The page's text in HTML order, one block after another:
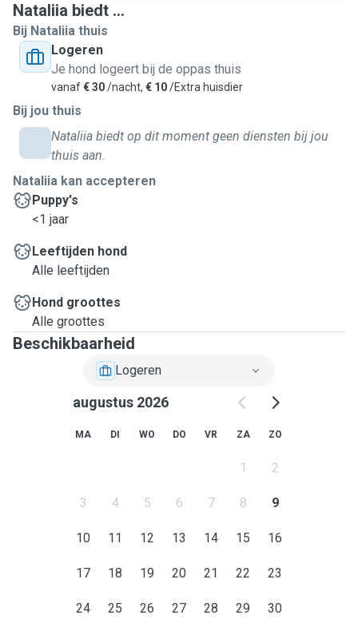
Nataliia biedt ...
Bij Nataliia thuis
Logeren
Je hond logeert bij de oppas thuis
vanaf€ 30/nacht, € 10/Extra huisdier
Bij jou thuis
Nataliia biedt op dit moment geen diensten bij jou
thuis aan.
Nataliia kan accepteren
Puppy's
<1 jaar
Leeftijden hond
Alle leeftijden
Hond groottes
Alle groottes
Beschikbaarheid
Logeren
augustus 2026
MA DI WO DO VR ZA ZO
1 2
3 4 5 6 7 8 9
10 11 12 13 14 15 16
17 18 19 20 21 22 23
24 25 26 27 28 29 30